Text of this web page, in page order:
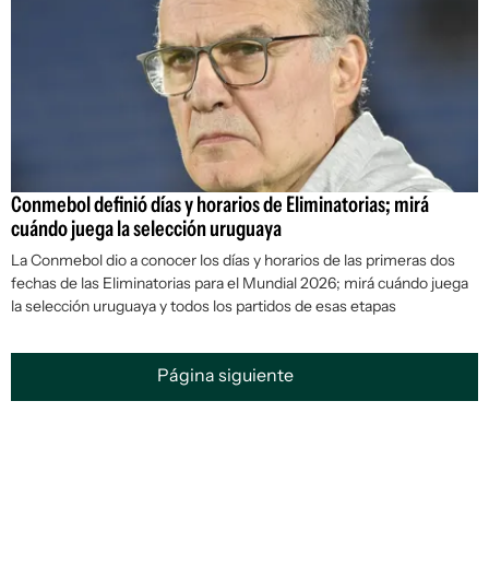
Conmebol definió días y horarios de Eliminatorias; mirá
cuándo juega la selección uruguaya
La Conmebol dio a conocer los días y horarios de las primeras dos
fechas de las Eliminatorias para el Mundial 2026; mirá cuándo juega
la selección uruguaya y todos los partidos de esas etapas
Página siguiente